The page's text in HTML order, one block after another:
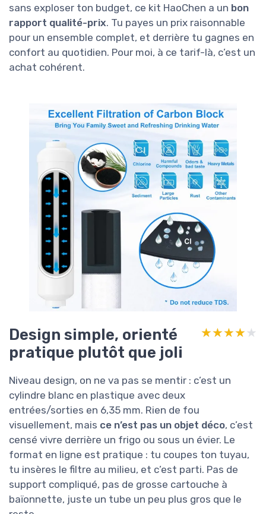
sans exploser ton budget, ce kit HaoChen a un bon
rapport qualité-prix. Tu payes un prix raisonnable
pour un ensemble complet, et derrière tu gagnes en
confort au quotidien. Pour moi, à ce tarif-là, c’est un
achat cohérent.
Design simple, orienté
pratique plutôt que joli
★★★★★
★★★★★
Niveau design, on ne va pas se mentir : c’est un
cylindre blanc en plastique avec deux
entrées/sorties en 6,35 mm. Rien de fou
visuellement, mais ce n’est pas un objet déco, c’est
censé vivre derrière un frigo ou sous un évier. Le
format en ligne est pratique : tu coupes ton tuyau,
tu insères le filtre au milieu, et c’est parti. Pas de
support compliqué, pas de grosse cartouche à
baïonnette, juste un tube un peu plus gros que le